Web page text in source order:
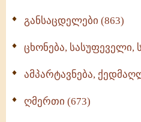
განსაცდელები (863)
ცხონება, სასუფეველი,
ამპარტავნება,
ღმერთი (673)